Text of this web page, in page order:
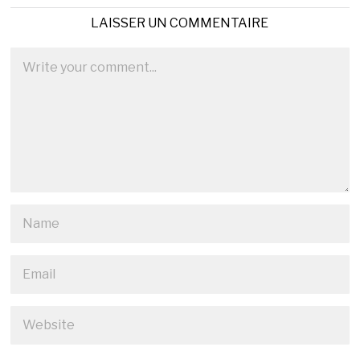
LAISSER UN COMMENTAIRE